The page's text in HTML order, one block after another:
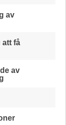
av
att få
av